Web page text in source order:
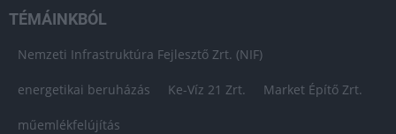
TÉMÁINKBÓL
Nemzeti Infrastruktúra Fejlesztő Zrt. (NIF)
energetikai beruházás Ke-Víz 21 Zrt. Market Építő Zrt.
műemlékfelújítás